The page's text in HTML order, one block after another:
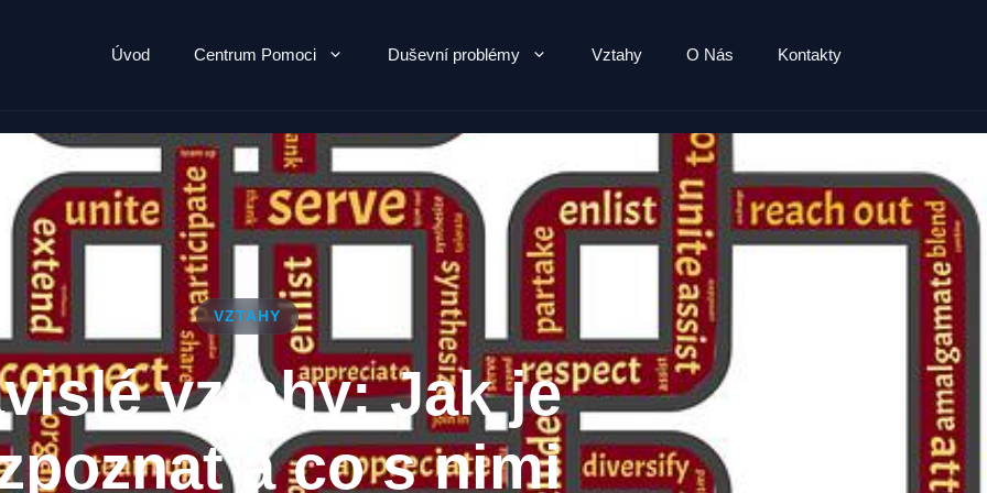
Úvod Centrum Pomoci Duševní problémy Vztahy O Nás Kontakty
VZTAHY
vztahy: Jak je
a co s nimi